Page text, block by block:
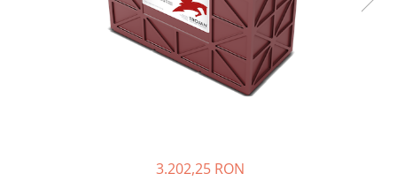
Sisteme de management (BMS)
Redresoare, incarcatoare si testere
Redresoare auto, moto, barci si
3.202,25 RON